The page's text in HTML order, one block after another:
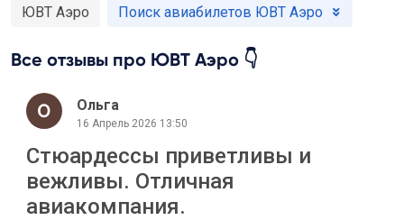
ЮВТ Аэро Поиск авиабилетов ЮВТ Аэро
Все отзывы про ЮВТ Аэро 👇
Ольга
16 Апрель 2026 13:50
Стюардессы приветливы и
вежливы. Отличная
авиакомпания.